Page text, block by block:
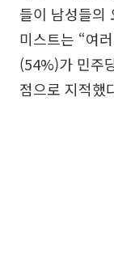
들이 남성들의
미스트는 “여
(54%)가 민주
점으로 지적했